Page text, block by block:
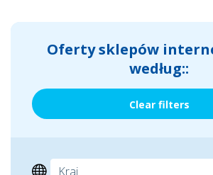
Oferty sklepów
według::
Clear filters